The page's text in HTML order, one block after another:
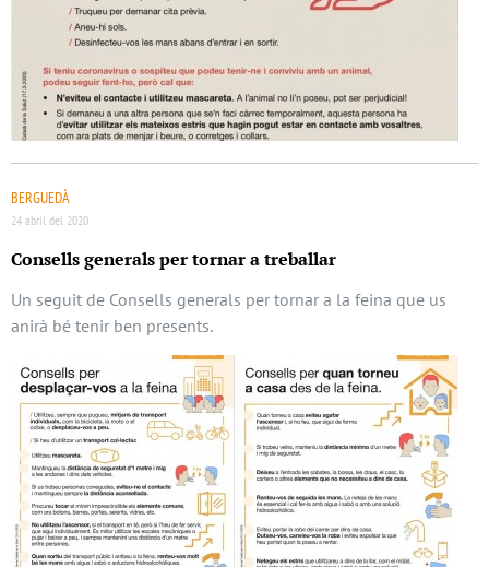
BERGUEDÀ
24 abril del 2020
Consells generals per tornar a treballar
Un seguit de Consells generals per tornar a la feina que us
anirà bé tenir ben presents.